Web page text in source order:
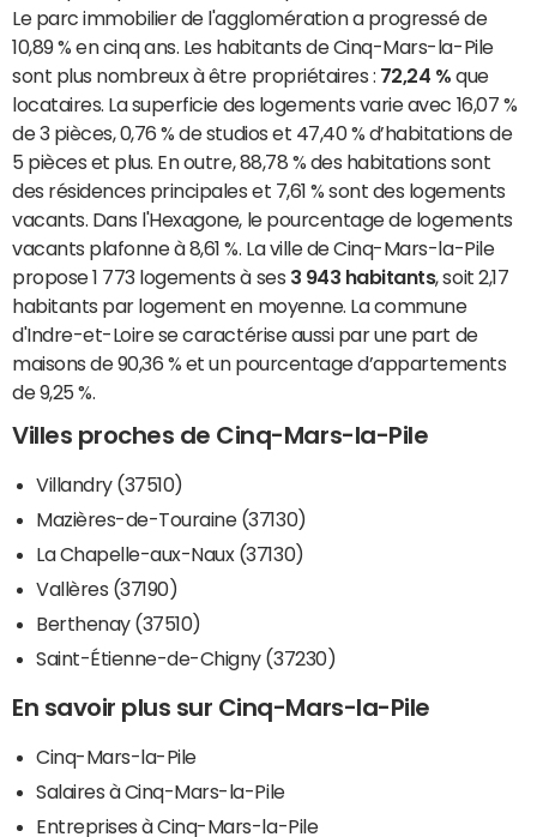
Le parc immobilier de l'agglomération a progressé de
10,89 % en cinq ans. Les habitants de Cinq-Mars-la-Pile
sont plus nombreux à être propriétaires : 72,24 % que
locataires. La superficie des logements varie avec 16,07 %
de 3 pièces, 0,76 % de studios et 47,40 % d’habitations de
5 pièces et plus. En outre, 88,78 % des habitations sont
des résidences principales et 7,61 % sont des logements
vacants. Dans l'Hexagone, le pourcentage de logements
vacants plafonne à 8,61 %. La ville de Cinq-Mars-la-Pile
propose 1 773 logements à ses 3 943 habitants, soit 2,17
habitants par logement en moyenne. La commune
d'Indre-et-Loire se caractérise aussi par une part de
maisons de 90,36 % et un pourcentage d’appartements
de 9,25 %.
Villes proches de Cinq-Mars-la-Pile
Villandry (37510)
Mazières-de-Touraine (37130)
La Chapelle-aux-Naux (37130)
Vallères (37190)
Berthenay (37510)
Saint-Étienne-de-Chigny (37230)
En savoir plus sur Cinq-Mars-la-Pile
Cinq-Mars-la-Pile
Salaires à Cinq-Mars-la-Pile
Entreprises à Cinq-Mars-la-Pile